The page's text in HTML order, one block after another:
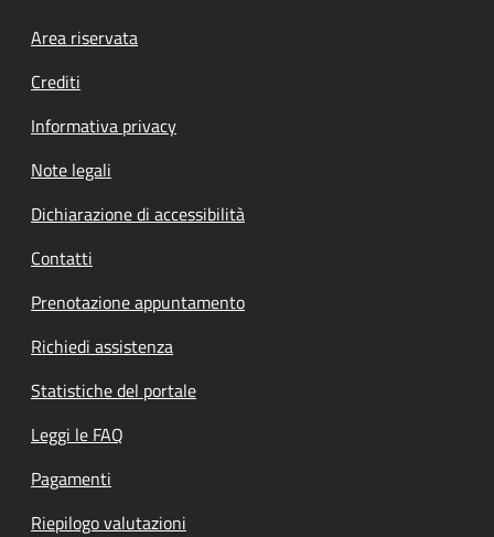
Footer menu
Area riservata
Crediti
Informativa privacy
Note legali
Dichiarazione di accessibilità
Contatti
Prenotazione appuntamento
Richiedi assistenza
Statistiche del portale
Leggi le FAQ
Pagamenti
Riepilogo valutazioni